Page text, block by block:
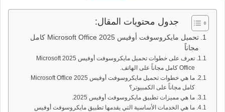
جدول محتويات المقال:
تحميل مايكروسوفت أوفيس 2025 Microsoft Office كامل
مجاناً
تعرف على خطوات تحميل مايكروسوفت أوفيس 2025 Microsoft
Office كامل مجاناً على الهاتف.
ما هي خطوات تحميل مايكروسوفت أوفيس 2025 Microsoft Office
كامل مجاناً على الكمبيوتر؟
ما هي مميزات تطبيق مايكروسوفت أوفيس 2025.
ما هي الخدمات الأساسية التي يقدمها تطبيق مايكروسوفت أوفيس